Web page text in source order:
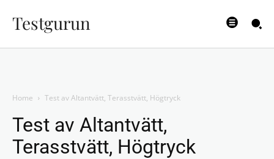
Testgurun
Home Test av Altantvätt, Terasstvätt, Högtryck
Test av Altantvätt,
Terasstvätt, Högtryck